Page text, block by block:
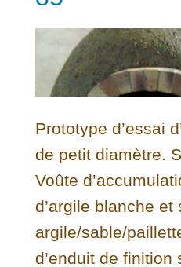
Prototype d’essai
de petit diamètre.
Voûte
d’argile blanche
argile/sable/
d’enduit de finition